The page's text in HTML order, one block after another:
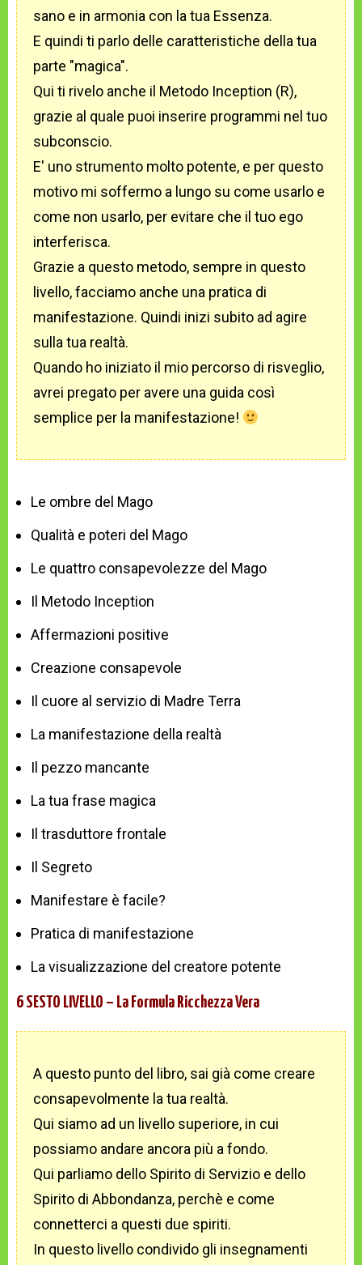
sano e in armonia con la tua Essenza.
E quindi ti parlo delle caratteristiche della tua
parte "magica".
Qui ti rivelo anche il Metodo Inception (R),
grazie al quale puoi inserire programmi nel tuo
subconscio.
E' uno strumento molto potente, e per questo
motivo mi soffermo a lungo su come usarlo e
come non usarlo, per evitare che il tuo ego
interferisca.
Grazie a questo metodo, sempre in questo
livello, facciamo anche una pratica di
manifestazione. Quindi inizi subito ad agire
sulla tua realtà.
Quando ho iniziato il mio percorso di risveglio,
avrei pregato per avere una guida così
semplice per la manifestazione!
Le ombre del Mago
Qualità e poteri del Mago
Le quattro consapevolezze del Mago
Il Metodo Inception
Affermazioni positive
Creazione consapevole
Il cuore al servizio di Madre Terra
La manifestazione della realtà
Il pezzo mancante
La tua frase magica
Il trasduttore frontale
Il Segreto
Manifestare è facile?
Pratica di manifestazione
La visualizzazione del creatore potente
6 SESTO LIVELLO – La Formula Ricchezza Vera
A questo punto del libro, sai già come creare
consapevolmente la tua realtà.
Qui siamo ad un livello superiore, in cui
possiamo andare ancora più a fondo.
Qui parliamo dello Spirito di Servizio e dello
Spirito di Abbondanza, perchè e come
connetterci a questi due spiriti.
In questo livello condivido gli insegnamenti